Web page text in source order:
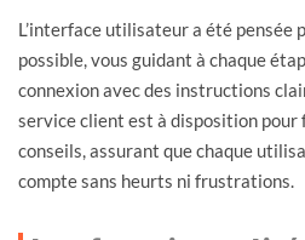
L’interface utilisateur a été
possible, vous guidant à chaque
connexion avec des instructions
service client est à disposition pour
conseils, assurant que chaque
compte sans heurts ni frustrations.